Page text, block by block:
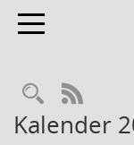
Toggle navigation
RSS-
Kalender